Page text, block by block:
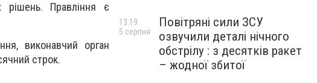
рішень. Правління є
виконавчий орган
строк.
Повітряні сили ЗСУ
озвучили деталі нічного
обстрілу : з десятків ракет
– жодної збитої
13:19
5 серпня